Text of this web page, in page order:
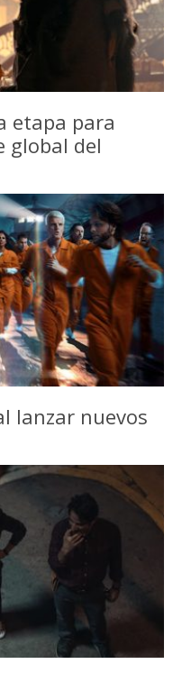
etapa para
global del
lanzar nuevos